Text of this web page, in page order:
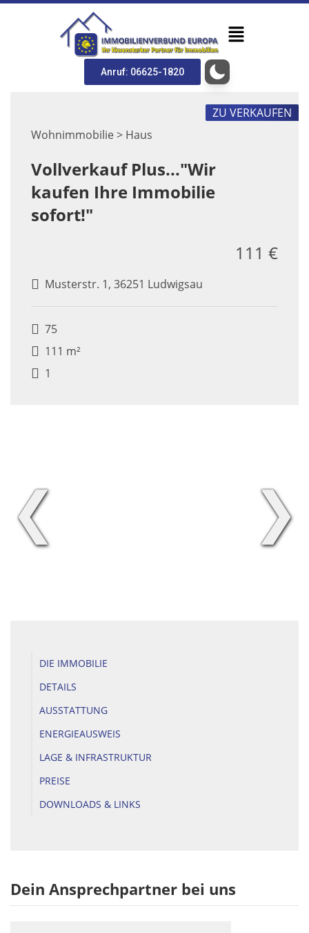
Anruf: 06625-1820
Wohnimmobilie > Haus
ZU VERKAUFEN
Vollverkauf Plus..."Wir
kaufen Ihre Immobilie
sofort!"
Musterstr. 1, 36251 Ludwigsau
111 €
75
111 m²
1
❮ ❯
DIE IMMOBILIE
DETAILS
AUSSTATTUNG
ENERGIEAUSWEIS
LAGE & INFRASTRUKTUR
PREISE
DOWNLOADS & LINKS
Dein Ansprechpartner bei uns